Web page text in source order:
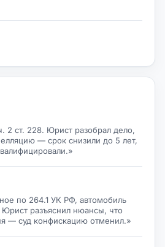
2 ст. 228. Юрист разобрал дело,
— срок снизили до 5 лет,
по 264.1 УК РФ, автомобиль
Юрист разъяснил нюансы, что
— суд конфискацию отменил.»